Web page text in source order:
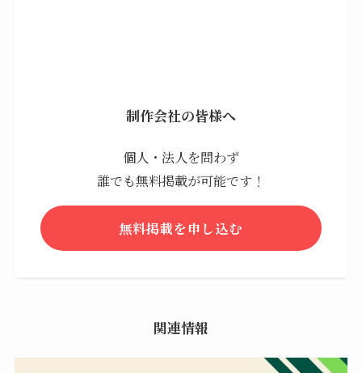
制作会社の皆様へ
個人・法人を問わず
誰でも無料掲載が可能です！
無料掲載を申し込む
関連情報